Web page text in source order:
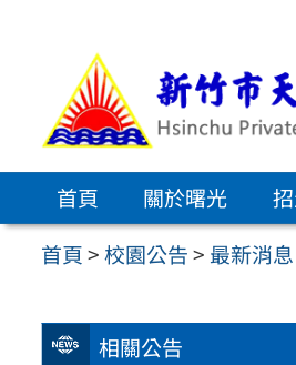
內
首頁 關於曙光
首頁>校園公告> 最新消息
相關公告